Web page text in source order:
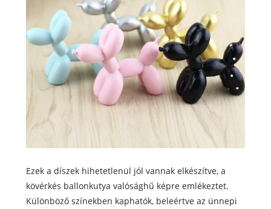
Ezek a díszek hihetetlenül jól vannak elkészítve, a
kövérkés ballonkutya valósághű képre emlékeztet.
Különböző színekben kaphatók, beleértve az ünnepi